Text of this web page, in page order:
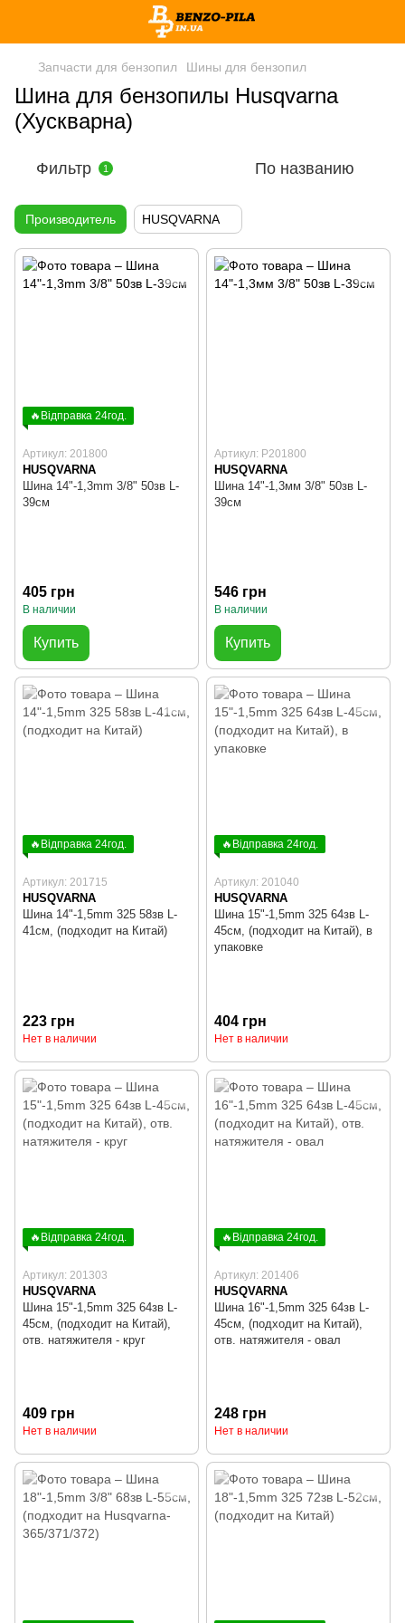
Запчасти для бензопил Шины для бензопил
Шина для бензопилы Husqvarna
(Хускварна)
Фильтр 1 По названию
Производитель HUSQVARNA
🔥Відправка 24год.
Артикул: 201800
HUSQVARNA
Шина 14"-1,3mm 3/8" 50зв L-
39см
405 грн
В наличии
Купить
Артикул: P201800
HUSQVARNA
Шина 14"-1,3мм 3/8" 50зв L-
39см
546 грн
В наличии
Купить
🔥Відправка 24год.
Артикул: 201715
HUSQVARNA
Шина 14"-1,5mm 325 58зв L-
41см, (подходит на Китай)
223 грн
Нет в наличии
🔥Відправка 24год.
Артикул: 201040
HUSQVARNA
Шина 15"-1,5mm 325 64зв L-
45см, (подходит на Китай), в
упаковке
404 грн
Нет в наличии
🔥Відправка 24год.
Артикул: 201303
HUSQVARNA
Шина 15"-1,5mm 325 64зв L-
45см, (подходит на Китай),
отв. натяжителя - круг
409 грн
Нет в наличии
🔥Відправка 24год.
Артикул: 201406
HUSQVARNA
Шина 16"-1,5mm 325 64зв L-
45см, (подходит на Китай),
отв. натяжителя - овал
248 грн
Нет в наличии